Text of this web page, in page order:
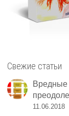
Свежие статьи
Вредные
11.06.2018